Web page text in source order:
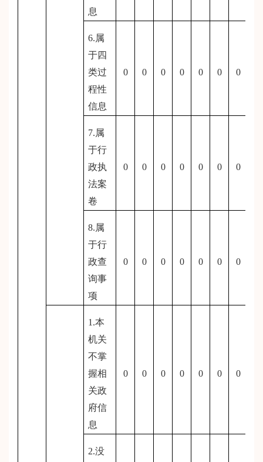
息
6.属
于四
类过
程性
信息
0 0 0 0 0 0 0
7.属
于行
政执
法案
卷
0 0 0 0 0 0 0
8.属
于行
政查
询事
项
0 0 0 0 0 0 0
1.本
机关
不掌
握相
关政
府信
息
0 0 0 0 0 0 0
2.没